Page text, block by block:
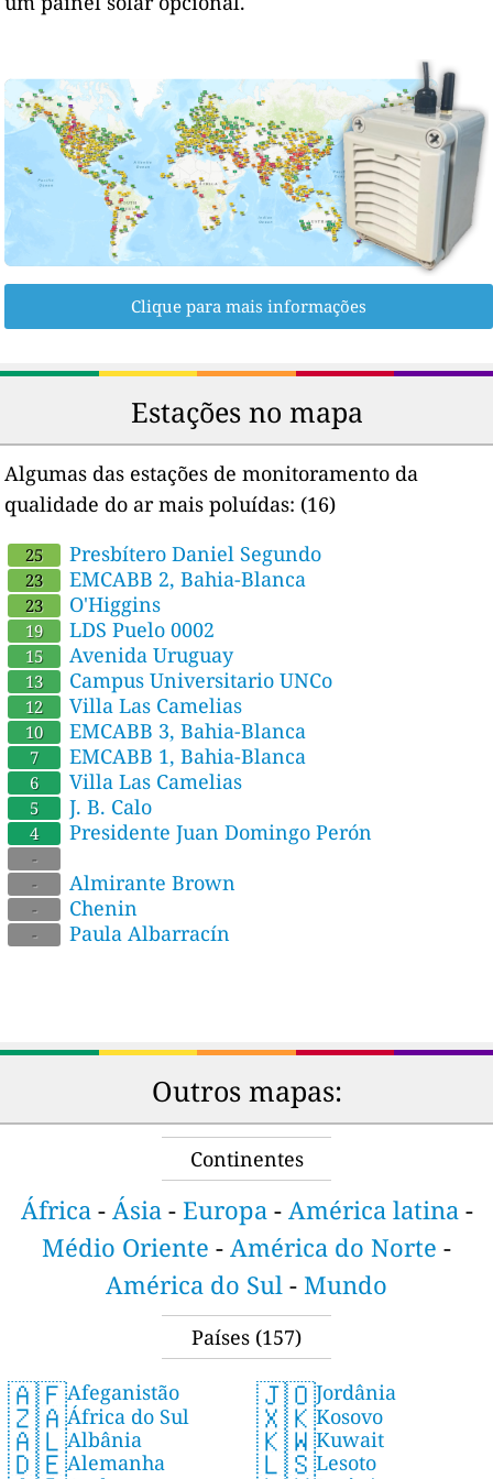
Clique para mais informações
Estações no mapa
Algumas das estações de monitoramento da
qualidade do ar mais poluídas: (16)
25 Presbítero Daniel Segundo
23 EMCABB 2, Bahia-Blanca
23 O'Higgins
19 LDS Puelo 0002
15 Avenida Uruguay
13 Campus Universitario UNCo
12 Villa Las Camelias
10 EMCABB 3, Bahia-Blanca
7 EMCABB 1, Bahia-Blanca
6 Villa Las Camelias
5 J. B. Calo
4 Presidente Juan Domingo Perón
-
-
Almirante Brown
- Chenin
- Paula Albarracín
Outros mapas:
Continentes
África- Ásia- Europa- América latina-
Médio Oriente - América do Norte -
América do Sul - Mundo
Países (157)
🇦🇫Afeganistão
🇿🇦África do Sul
🇦🇱Albânia
🇩🇪Alemanha
🇯🇴Jordânia
🇽🇰Kosovo
🇰🇼Kuwait
🇱🇸Lesoto